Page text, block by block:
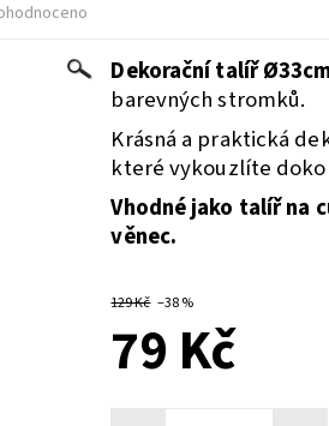
Dekorační talíř
barevných stromků.
Krásná a praktická
které vykouzlíte
Vhodné jako talíř na
věnec.
129 Kč –38 %
79 Kč